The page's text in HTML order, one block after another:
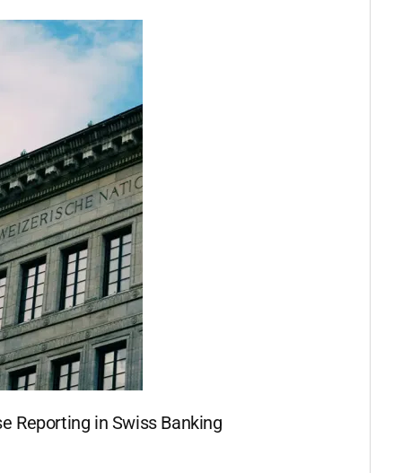
Reporting in Swiss Banking